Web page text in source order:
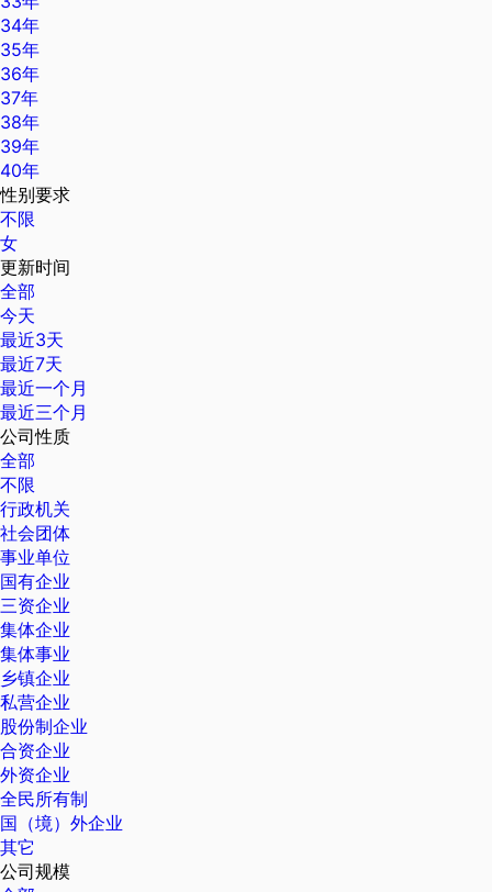
34年
35年
36年
37年
38年
39年
40年
性别要求
不限
女
更新时间
全部
今天
最近3天
最近7天
最近一个月
最近三个月
公司性质
全部
不限
行政机关
社会团体
事业单位
国有企业
三资企业
集体企业
集体事业
乡镇企业
私营企业
股份制企业
合资企业
外资企业
全民所有制
国（境）外企业
其它
公司规模